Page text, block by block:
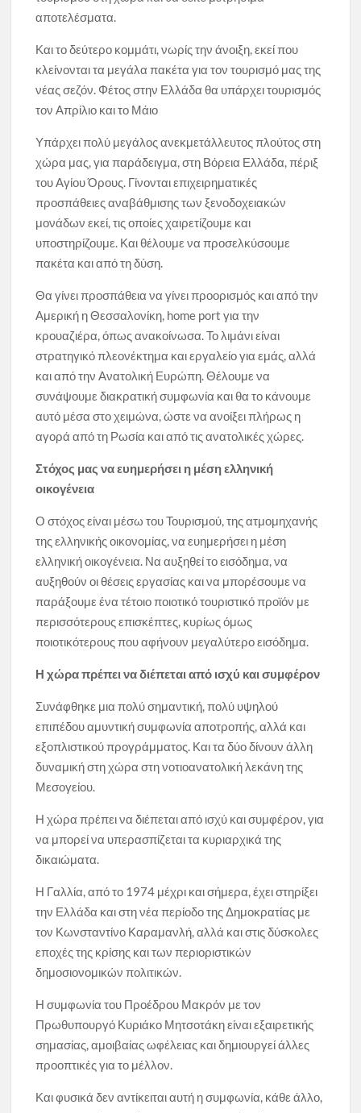
αποτελέσματα.
Και το δεύτερο κομμάτι, νωρίς την άνοιξη, εκεί που
κλείνονται τα μεγάλα πακέτα για τον τουρισμό μας της
νέας σεζόν. Φέτος στην Ελλάδα θα υπάρχει τουρισμός
τον Απρίλιο και το Μάιο
Υπάρχει πολύ μεγάλος ανεκμετάλλευτος πλούτος στη
χώρα μας, για παράδειγμα, στη Βόρεια Ελλάδα, πέριξ
του Αγίου Όρους. Γίνονται επιχειρηματικές
προσπάθειες αναβάθμισης των ξενοδοχειακών
μονάδων εκεί, τις οποίες χαιρετίζουμε και
υποστηρίζουμε. Και θέλουμε να προσελκύσουμε
πακέτα και από τη δύση.
Θα γίνει προσπάθεια να γίνει προορισμός και από την
Αμερική η Θεσσαλονίκη, home port για την
κρουαζιέρα, όπως ανακοίνωσα. Το λιμάνι είναι
στρατηγικό πλεονέκτημα και εργαλείο για εμάς, αλλά
και από την Ανατολική Ευρώπη. Θέλουμε να
συνάψουμε διακρατική συμφωνία και θα το κάνουμε
αυτό μέσα στο χειμώνα, ώστε να ανοίξει πλήρως η
αγορά από τη Ρωσία και από τις ανατολικές χώρες.
Στόχος μας να ευημερήσει η μέση ελληνική
οικογένεια
Ο στόχος είναι μέσω του Τουρισμού, της ατμομηχανής
της ελληνικής οικονομίας, να ευημερήσει η μέση
ελληνική οικογένεια. Να αυξηθεί το εισόδημα, να
αυξηθούν οι θέσεις εργασίας και να μπορέσουμε να
παράξουμε ένα τέτοιο ποιοτικό τουριστικό προϊόν με
περισσότερους επισκέπτες, κυρίως όμως
ποιοτικότερους που αφήνουν μεγαλύτερο εισόδημα.
Η χώρα πρέπει να διέπεται από ισχύ και συμφέρον
Συνάφθηκε μια πολύ σημαντική, πολύ υψηλού
επιπέδου αμυντική συμφωνία αποτροπής, αλλά και
εξοπλιστικού προγράμματος. Και τα δύο δίνουν άλλη
δυναμική στη χώρα στη νοτιοανατολική λεκάνη της
Μεσογείου.
Η χώρα πρέπει να διέπεται από ισχύ και συμφέρον, για
να μπορεί να υπερασπίζεται τα κυριαρχικά της
δικαιώματα.
Η Γαλλία, από το 1974 μέχρι και σήμερα, έχει στηρίξει
την Ελλάδα και στη νέα περίοδο της Δημοκρατίας με
τον Κωνσταντίνο Καραμανλή, αλλά και στις δύσκολες
εποχές της κρίσης και των περιοριστικών
δημοσιονομικών πολιτικών.
Η συμφωνία του Προέδρου Μακρόν με τον
Πρωθυπουργό Κυριάκο Μητσοτάκη είναι εξαιρετικής
σημασίας, αμοιβαίας ωφέλειας και δημιουργεί άλλες
προοπτικές για το μέλλον.
Και φυσικά δεν αντίκειται αυτή η συμφωνία, κάθε άλλο,